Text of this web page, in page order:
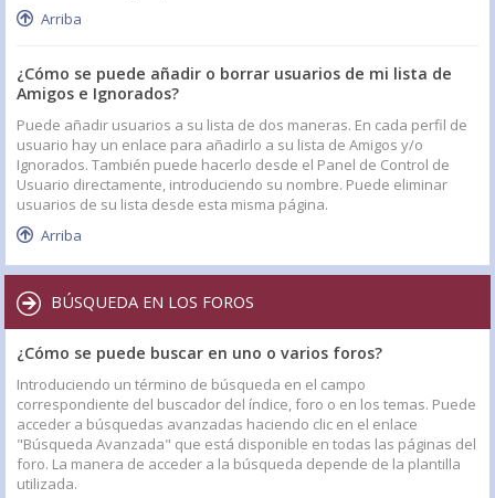
Arriba
¿Cómo se puede añadir o borrar usuarios de mi lista de
Amigos e Ignorados?
Puede añadir usuarios a su lista de dos maneras. En cada perfil de
usuario hay un enlace para añadirlo a su lista de Amigos y/o
Ignorados. También puede hacerlo desde el Panel de Control de
Usuario directamente, introduciendo su nombre. Puede eliminar
usuarios de su lista desde esta misma página.
Arriba
BÚSQUEDA EN LOS FOROS
¿Cómo se puede buscar en uno o varios foros?
Introduciendo un término de búsqueda en el campo
correspondiente del buscador del índice, foro o en los temas. Puede
acceder a búsquedas avanzadas haciendo clic en el enlace
"Búsqueda Avanzada" que está disponible en todas las páginas del
foro. La manera de acceder a la búsqueda depende de la plantilla
utilizada.